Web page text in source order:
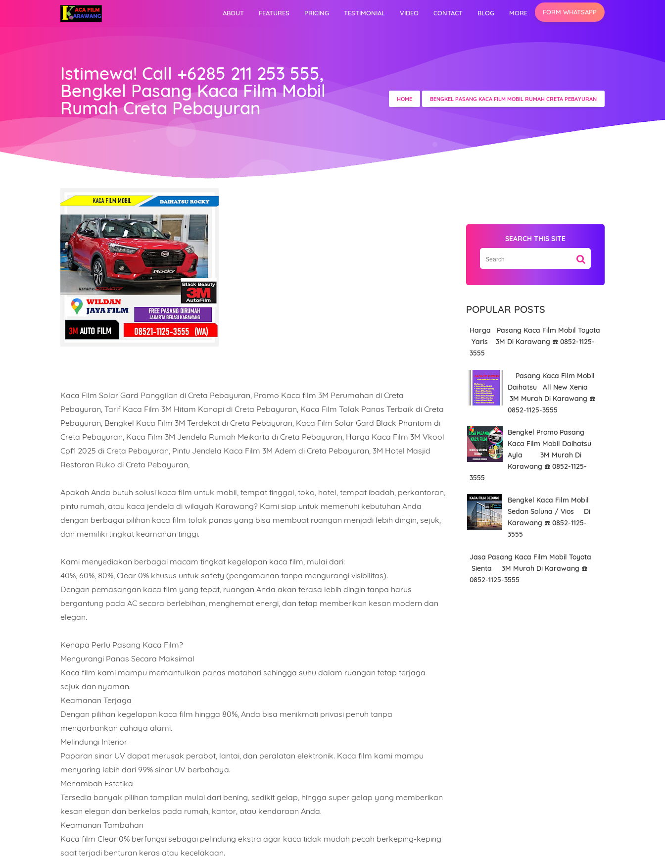
FORM WHATSAPP
ABOUT FEATURES PRICING TESTIMONIAL VIDEO CONTACT BLOG MORE
Istimewa! Call +6285 211 253 555,
Bengkel Pasang Kaca Film Mobil
Rumah Creta Pebayuran HOME BENGKEL PASANG KACA FILM MOBIL RUMAH CRETA PEBAYURAN
Kaca Film Solar Gard Panggilan di Creta Pebayuran, Promo Kaca film 3M Perumahan di Creta
Pebayuran, Tarif Kaca Film 3M Hitam Kanopi di Creta Pebayuran, Kaca Film Tolak Panas Terbaik di Creta
Pebayuran, Bengkel Kaca Film 3M Terdekat di Creta Pebayuran, Kaca Film Solar Gard Black Phantom di
Creta Pebayuran, Kaca Film 3M Jendela Rumah Meikarta di Creta Pebayuran, Harga Kaca Film 3M Vkool
Cpf1 2025 di Creta Pebayuran, Pintu Jendela Kaca Film 3M Adem di Creta Pebayuran, 3M Hotel Masjid
Restoran Ruko di Creta Pebayuran,
Apakah Anda butuh solusi kaca film untuk mobil, tempat tinggal, toko, hotel, tempat ibadah, perkantoran,
pintu rumah, atau kaca jendela di wilayah Karawang? Kami siap untuk memenuhi kebutuhan Anda
dengan berbagai pilihan kaca film tolak panas yang bisa membuat ruangan menjadi lebih dingin, sejuk,
dan memiliki tingkat keamanan tinggi.
Kami menyediakan berbagai macam tingkat kegelapan kaca film, mulai dari:
40%, 60%, 80%, Clear 0% khusus untuk safety (pengamanan tanpa mengurangi visibilitas).
Dengan pemasangan kaca film yang tepat, ruangan Anda akan terasa lebih dingin tanpa harus
bergantung pada AC secara berlebihan, menghemat energi, dan tetap memberikan kesan modern dan
elegan.
Kenapa Perlu Pasang Kaca Film?
Mengurangi Panas Secara Maksimal
Kaca film kami mampu memantulkan panas matahari sehingga suhu dalam ruangan tetap terjaga
sejuk dan nyaman.
Keamanan Terjaga
Dengan pilihan kegelapan kaca film hingga 80%, Anda bisa menikmati privasi penuh tanpa
mengorbankan cahaya alami.
Melindungi Interior
Paparan sinar UV dapat merusak perabot, lantai, dan peralatan elektronik. Kaca film kami mampu
menyaring lebih dari 99% sinar UV berbahaya.
Menambah Estetika
Tersedia banyak pilihan tampilan mulai dari bening, sedikit gelap, hingga super gelap yang memberikan
kesan elegan dan berkelas pada rumah, kantor, atau kendaraan Anda.
Keamanan Tambahan
Kaca film Clear 0% berfungsi sebagai pelindung ekstra agar kaca tidak mudah pecah berkeping-keping
saat terjadi benturan keras atau kecelakaan.
SEARCH THIS SITE
POPULAR POSTS
Harga Pasang Kaca Film Mobil Toyota
Yaris 3M Di Karawang ☎️ 0852-1125-
3555
Pasang Kaca Film Mobil
Daihatsu All New Xenia
3M Murah Di Karawang ☎️
0852-1125-3555
Bengkel Promo Pasang
Kaca Film Mobil Daihatsu
Ayla 3M Murah Di
Karawang ☎️ 0852-1125-
3555
Bengkel Kaca Film Mobil
Sedan Soluna / Vios Di
Karawang ☎️ 0852-1125-
3555
Jasa Pasang Kaca Film Mobil Toyota
Sienta 3M Murah Di Karawang ☎️
0852-1125-3555